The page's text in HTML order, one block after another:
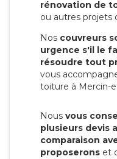
rénovation de
ou autres projets
Nos couvreurs
urgence s'il le
résoudre tout
vous
toiture à Mercin-
Nous vous
plusieurs devis
comparaison
proposerons et